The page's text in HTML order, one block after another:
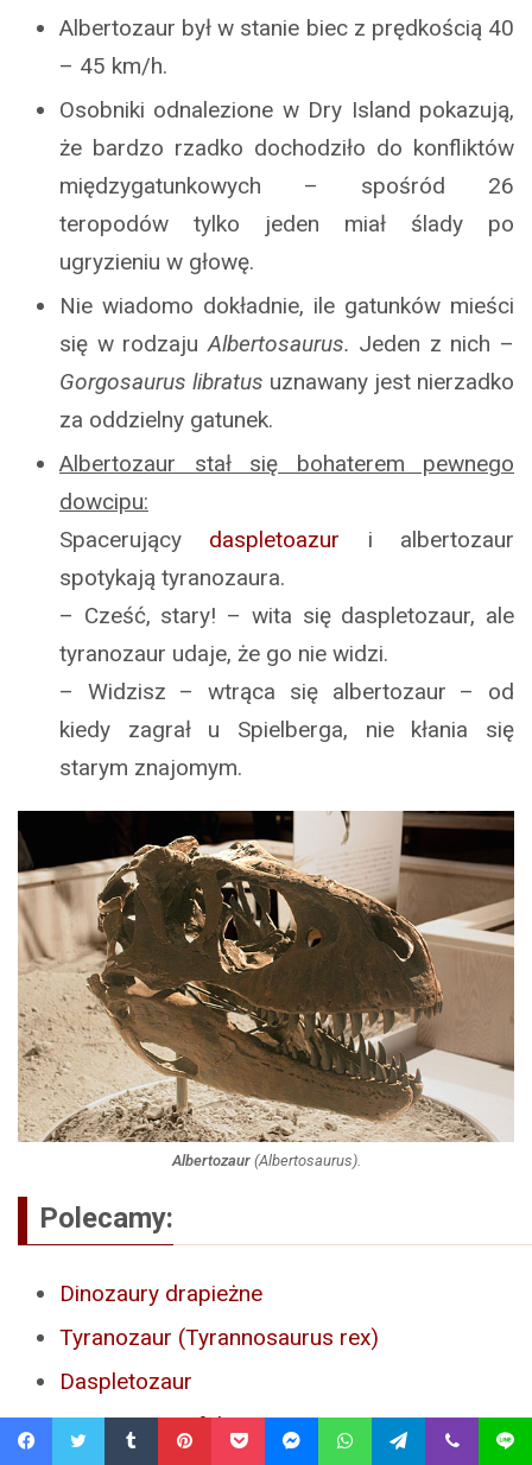
Albertozaur był w stanie biec z prędkością 40
– 45 km/h.
Osobniki odnalezione w Dry Island pokazują,
że bardzo rzadko dochodziło do konfliktów
międzygatunkowych – spośród 26
teropodów tylko jeden miał ślady po
ugryzieniu w głowę.
Nie wiadomo dokładnie, ile gatunków mieści
się w rodzajuAlbertosaurus. Jeden z nich –
Gorgosaurus libratus uznawany jest nierzadko
za oddzielny gatunek.
Albertozaur stał się bohaterem pewnego
dowcipu:
Spacerujący daspletoazur i albertozaur
spotykają tyranozaura.
– Cześć, stary! – wita się daspletozaur, ale
tyranozaur udaje, że go nie widzi.
– Widzisz – wtrąca się albertozaur – od
kiedy zagrał u Spielberga, nie kłania się
starym znajomym.
Albertozaur(Albertosaurus).
Polecamy:
Dinozaury drapieżne
Tyranozaur (Tyrannosaurus rex)
Daspletozaur
T. rex – mity i fakty